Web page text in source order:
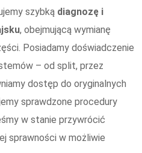
szybką diagnozę i
, obejmującą wymianę
Posiadamy doświadczenie
– od split, przez
dostęp do oryginalnych
sprawdzone procedury
w stanie przywrócić
sprawności w możliwie